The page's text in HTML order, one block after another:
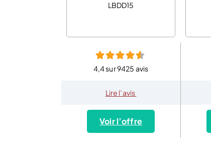
LBDD15
4,4 sur 9425 avis
Lire l’avis
Voir l’offre